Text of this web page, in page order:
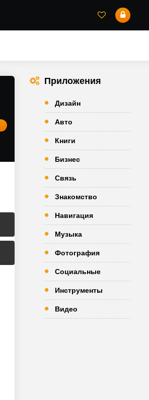
Приложения
Дизайн
Авто
Книги
Бизнес
Связь
Знакомство
Навигация
Музыка
Фотография
Социальные
Инструменты
Видео